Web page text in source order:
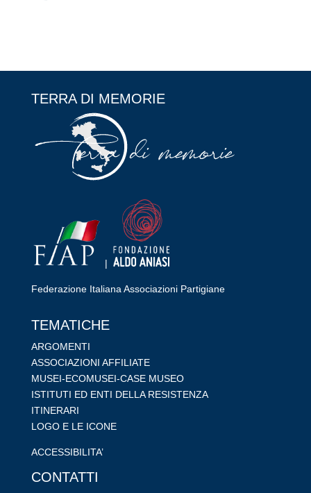
TERRA DI MEMORIE
|
Federazione Italiana Associazioni Partigiane
TEMATICHE
ARGOMENTI
ASSOCIAZIONI AFFILIATE
MUSEI-ECOMUSEI-CASE MUSEO
ISTITUTI ED ENTI DELLA RESISTENZA
ITINERARI
LOGO E LE ICONE
ACCESSIBILITA’
CONTATTI
RIPRISTINA
-A 100% +A
Alto Contrasto
Modalità Scura
Disattiva Immagini
Evidenzia Link
Cursore Grande